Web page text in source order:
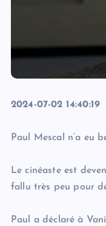
2024-07-02 14:40:19
Paul Mescal n’a eu
Le cinéaste est
fallu très peu pour
Paul a déclaré à